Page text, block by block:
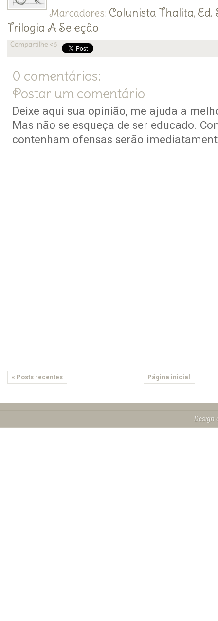
Marcadores: Colunista Thalita, Ed.
Trilogia A Seleção
0 comentários:
Postar um comentário
Deixe aqui sua opinião, me ajuda a
Mas não se esqueça de ser educado.
contenham ofensas serão
« Posts recentes Página inicial
Design